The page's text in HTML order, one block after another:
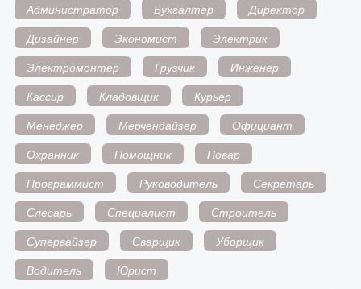
Администратор Бухгалтер
Директор
Дизайнер
Экономист
Электрик
Электромонтер
Грузчик
Инженер
Кассир
Кладовщик
Курьер
Менеджер
Мерчендайзер
Официант
Охранник
Помощник
Повар
Программист
Руководитель
Секретарь
Слесарь
Специалист
Строитель
Супервайзер
Сварщик
Уборщик
Водитель
Юрист